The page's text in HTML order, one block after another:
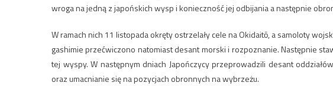
wroga na jedną z japońskich wysp i konieczność jej odbijania a następnie
W ramach nich 11 listopada okręty ostrzelały cele na Okidaitō, a samoloty
gashimie przećwiczono natomiast desant morski i rozpoznanie. Następnie
tej wyspy. W następnym dniach Japończycy przeprowadzili desant
oraz umacnianie się na pozycjach obronnych na wybrzeżu.